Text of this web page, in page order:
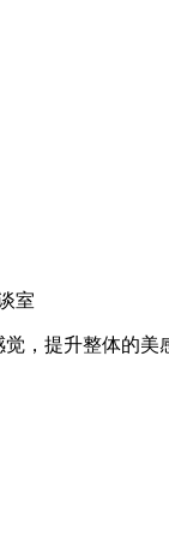
室
，提升整体的美